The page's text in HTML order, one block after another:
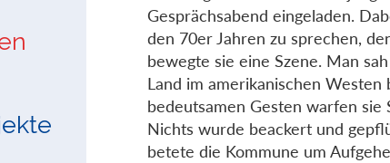
Gesprächsabend eingeladen.
den 70er Jahren zu sprechen,
bewegte sie eine Szene. Man
Land im amerikanischen
bedeutsamen Gesten warfen sie
Nichts wurde beackert und
betete die Kommune um